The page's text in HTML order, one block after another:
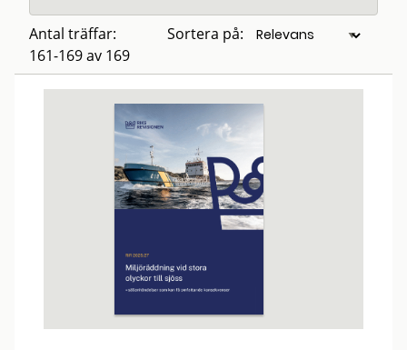
Antal träffar:
161-169 av 169
Sortera på: